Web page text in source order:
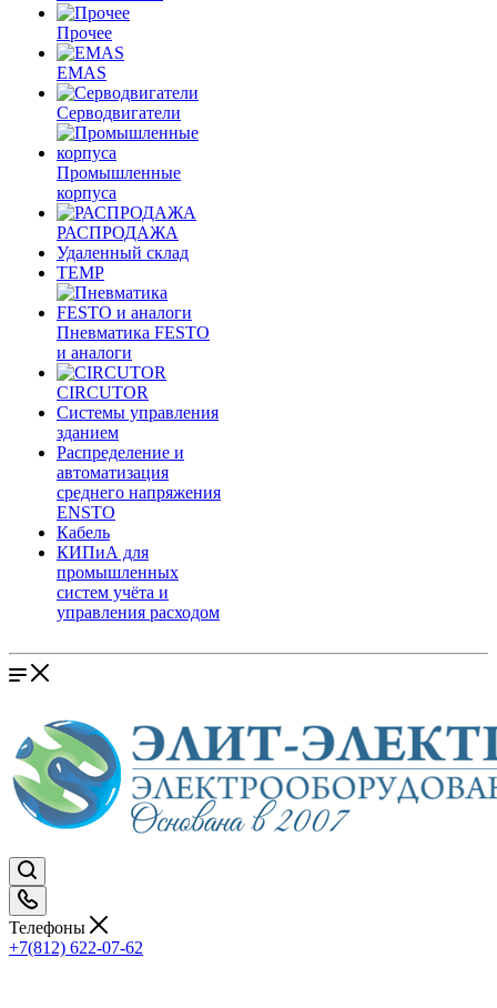
Прочее
EMAS
Cерводвигатели
Промышленные
корпуса
РАСПРОДАЖА
Удаленный склад
TEMP
Пневматика FESTO
и аналоги
CIRCUTOR
Системы управления
зданием
Распределение и
автоматизация
среднего напряжения
ENSTO
Кабель
КИПиА для
промышленных
систем учёта и
управления расходом
Телефоны
+7(812) 622-07-62